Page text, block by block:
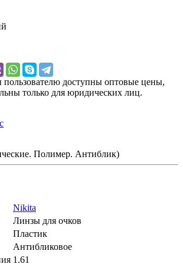
пользователю доступны оптовые цены,
только для юридических лиц.
Полимер. Антиблик)
Nikita
Линзы для очков
Пластик
Антибликовое
1.61